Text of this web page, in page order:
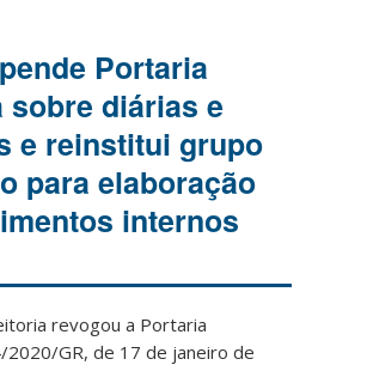
Portaria
sobre diárias e
e reinstitui grupo
para elaboração
internos
revogou a Portaria
2020/GR, de 17 de janeiro de